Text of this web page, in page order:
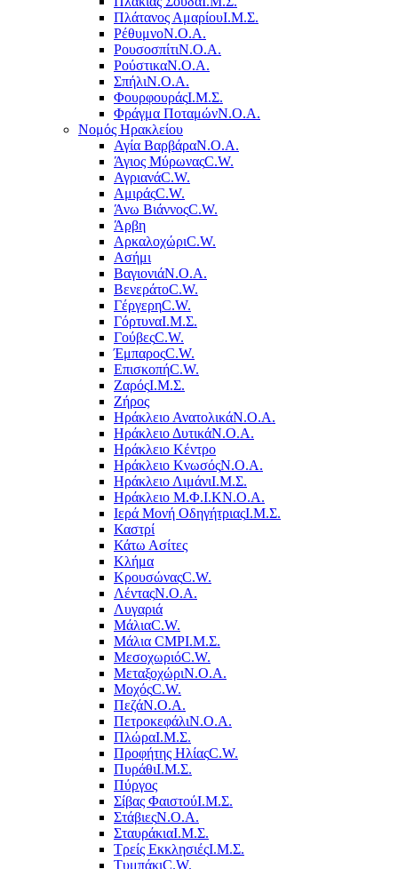
Πλάτανος ΑμαρίουΙ.Μ.Σ.
ΡέθυμνοΝ.Ο.Α.
ΡουσοσπίτιΝ.Ο.Α.
ΡούστικαΝ.Ο.Α.
ΣπήλιΝ.Ο.Α.
ΦουρφουράςΙ.Μ.Σ.
Φράγμα ΠοταμώνΝ.Ο.Α.
Νομός Ηρακλείου
Αγία ΒαρβάραΝ.Ο.Α.
Άγιος ΜύρωναςC.W.
ΑγριανάC.W.
ΑμιράςC.W.
Άνω ΒιάννοςC.W.
Άρβη
ΑρκαλοχώριC.W.
Ασήμι
ΒαγιονιάΝ.Ο.Α.
ΒενεράτοC.W.
ΓέργερηC.W.
ΓόρτυναΙ.Μ.Σ.
ΓούβεςC.W.
ΈμπαροςC.W.
ΕπισκοπήC.W.
ΖαρόςΙ.Μ.Σ.
Ζήρος
Ηράκλειο ΑνατολικάΝ.Ο.Α.
Ηράκλειο ΔυτικάΝ.Ο.Α.
Ηράκλειο Κέντρο
Ηράκλειο ΚνωσόςΝ.Ο.Α.
Ηράκλειο ΛιμάνιΙ.Μ.Σ.
Ηράκλειο Μ.Φ.Ι.ΚΝ.Ο.Α.
Ιερά Μονή ΟδηγήτριαςΙ.Μ.Σ.
Καστρί
Κάτω Ασίτες
Κλήμα
ΚρουσώναςC.W.
ΛένταςΝ.Ο.Α.
Λυγαριά
ΜάλιαC.W.
Μάλια CMPΙ.Μ.Σ.
ΜεσοχωριόC.W.
ΜεταξοχώριΝ.Ο.Α.
ΜοχόςC.W.
ΠεζάΝ.Ο.Α.
ΠετροκεφάλιΝ.Ο.Α.
ΠλώραΙ.Μ.Σ.
Προφήτης ΗλίαςC.W.
ΠυράθιΙ.Μ.Σ.
Πύργος
Σίβας ΦαιστούΙ.Μ.Σ.
ΣτάβιεςΝ.Ο.Α.
ΣταυράκιαΙ.Μ.Σ.
Τρείς ΕκκλησιέςΙ.Μ.Σ.
ΤυμπάκιC.W.